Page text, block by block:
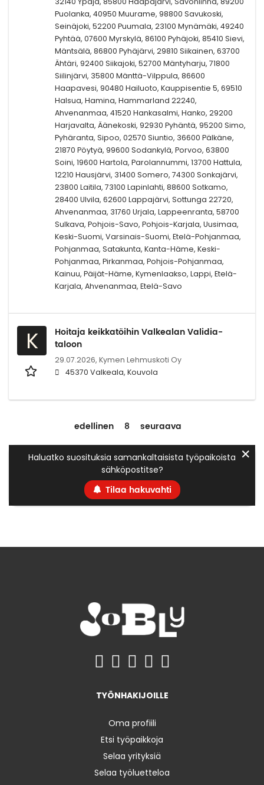
Puolanka, 40950 Muurame, 98800 Savukoski,
Seinäjoki, 52200 Puumala, 23100 Mynämäki, 49240
Pyhtää, 07600 Myrskylä, 86100 Pyhäjoki, 85410 Sievi,
Mäntsälä, 86800 Pyhäjärvi, 29810 Siikainen, 63700
Ähtäri, 92400 Siikajoki, 52700 Mäntyharju, 71800
Siilinjärvi, 35800 Mänttä-Vilppula, 86600
Haapavesi, 90480 Hailuoto, Kauppisentie 5, 69510
Halsua, Hamina, Hammarland 22240,
Ahvenanmaa, 41520 Hankasalmi, Hanko, 29200
Harjavalta, Äänekoski, 92930 Pyhäntä, 95200 Simo,
Pyhäranta, Sipoo, 02570 Siuntio, 36600 Pälkäne,
21870 Pöytyä, 99600 Sodankylä, Porvoo, 63800
Soini, 19600 Hartola, Parolannummi, 13700 Hattula,
12210 Hausjärvi, 31400 Somero, 74300 Sonkajärvi,
23800 Laitila, 73100 Lapinlahti, 88600 Sotkamo,
28400 Ulvila, 62600 Lappajärvi, Sottunga 22720,
Ahvenanmaa, 31760 Urjala, Lappeenranta, 58700
Sulkava, Pohjois-Savo, Pohjois-Karjala, Uusimaa,
Keski-Suomi, Varsinais-Suomi, Etelä-Pohjanmaa,
Pohjanmaa, Satakunta, Kanta-Häme, Keski-
Pohjanmaa, Pirkanmaa, Pohjois-Pohjanmaa,
Kainuu, Päijät-Häme, Kymenlaakso, Lappi, Etelä-
Karjala, Ahvenanmaa, Etelä-Savo
K
Hoitaja keikkatöihin Valkealan Validia-
taloon
29.07.2026, Kymen Lehmuskoti Oy
45370 Valkeala, Kouvola
edellinen 8 seuraava
Haluatko suosituksia samankaltaisista työpaikoista
sähköpostitse?
Tilaa hakuvahti
✕
TYÖNHAKIJOILLE
Oma profiili
Etsi työpaikkoja
Selaa yrityksiä
Selaa työluetteloa